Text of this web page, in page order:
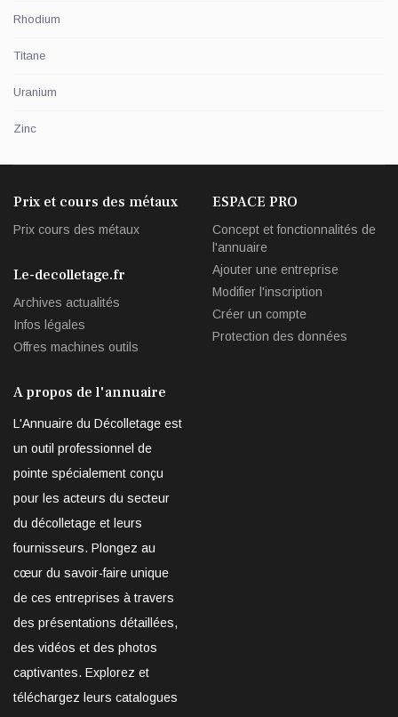
Rhodium
Titane
Uranium
Zinc
Prix et cours des métaux
Prix cours des métaux
Le-decolletage.fr
Archives actualités
Infos légales
Offres machines outils
ESPACE PRO
Concept et fonctionnalités de
l'annuaire
Ajouter une entreprise
Modifier l'inscription
Créer un compte
Protection des données
A propos de l'annuaire
L'Annuaire du Décolletage est
un outil professionnel de
pointe spécialement conçu
pour les acteurs du secteur
du décolletage et leurs
fournisseurs. Plongez au
cœur du savoir-faire unique
de ces entreprises à travers
des présentations détaillées,
des vidéos et des photos
captivantes. Explorez et
téléchargez leurs catalogues